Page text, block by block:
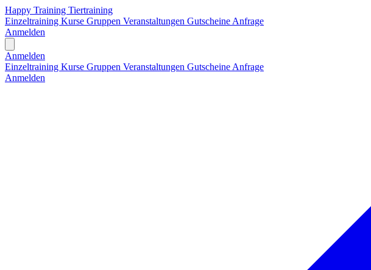
Happy Training Tiertraining
Einzeltraining Kurse Gruppen Veranstaltungen Gutscheine Anfrage
Anmelden
Anmelden
Einzeltraining Kurse Gruppen Veranstaltungen Gutscheine Anfrage
Anmelden